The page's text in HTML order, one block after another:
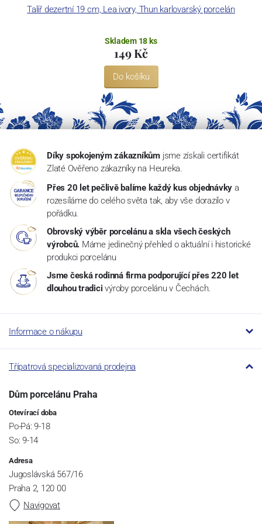
Talíř dezertní 19 cm, Lea ivory, Thun karlovarský porcelán
Skladem 18 ks
149 Kč
Do košíku
Díky spokojeným zákazníkům jsme získali certifikát
Zlaté Ověřeno zákazníky na Heureka.
Přes 20 let pečlivě balíme každý kus objednávky a
rozesíláme do celého světa tak, aby vše dorazilo v
pořádku.
Obrovský výběr porcelánu a skla všech českých
výrobců. Máme jedinečný přehled o aktuální i historické
produkci porcelánu
Jsme česká rodinná firma podporující přes 220 let
dlouhou tradici výroby porcelánu v Čechách.
Informace o nákupu
Třípatrová specializovaná prodejna
Dům porcelánu Praha
Otevírací doba
Po-Pá: 9-18
So: 9-14
Adresa
Jugoslávská 567/16
Praha 2, 120 00
Navigovat